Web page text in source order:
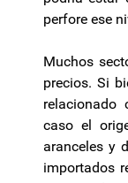
perfore ese
Muchos
precios. Si
relacionado
caso el
aranceles y
importados